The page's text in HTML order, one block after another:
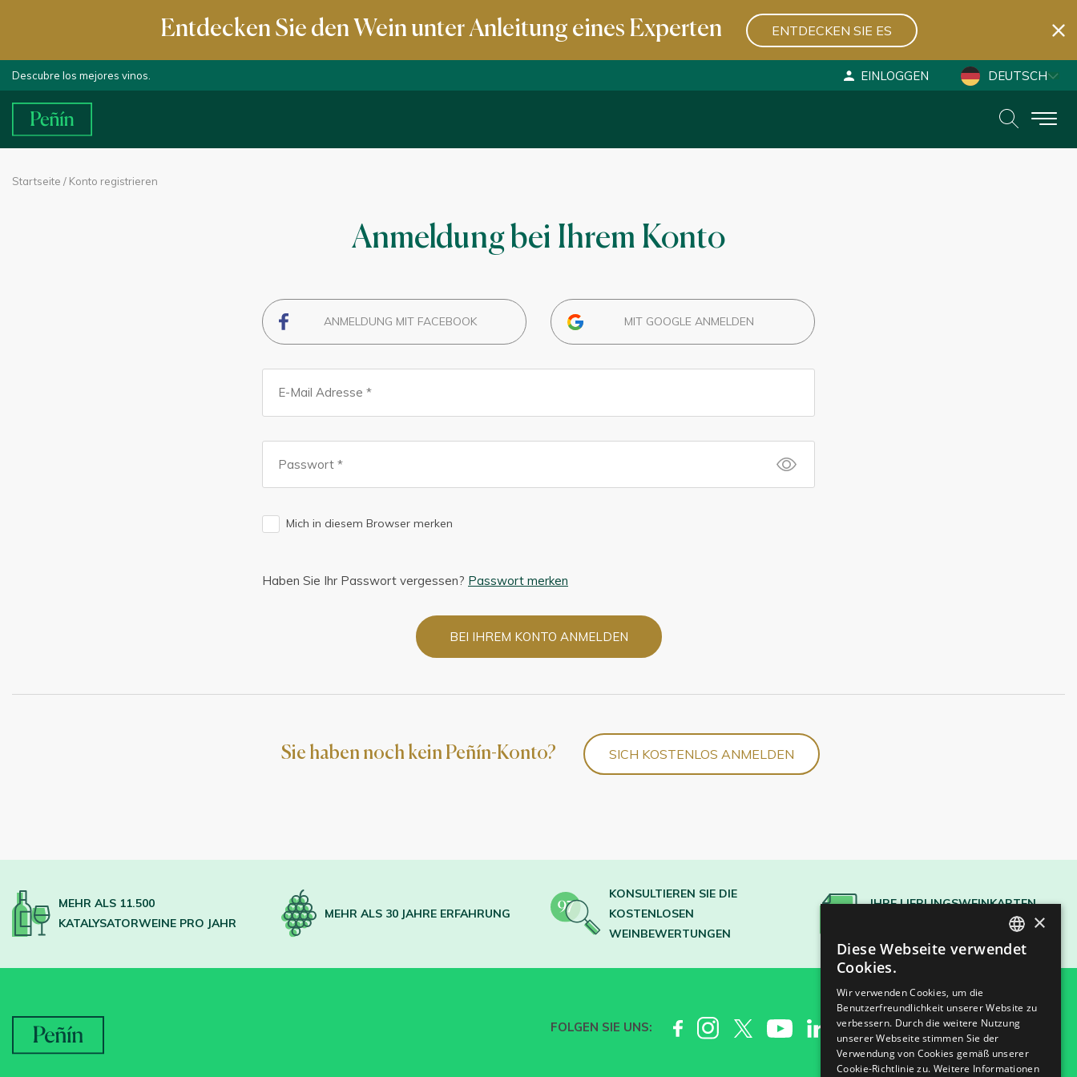
Entdecken Sie den Wein unter Anleitung eines Experten ENTDECKEN SIE ES
Descubre los mejores vinos. EINLOGGEN
ESPAÑOL
DEUTSCH
Startseite / Konto registrieren
Anmeldung bei Ihrem Konto
ANMELDUNG MIT FACEBOOK MIT GOOGLE ANMELDEN
Mich in diesem Browser merken
Haben Sie Ihr Passwort vergessen? Passwort merken
BEI IHREM KONTO ANMELDEN
Sie haben noch kein Peñín-Konto? SICH KOSTENLOS ANMELDEN
MEHR ALS 11.500
KATALYSATORWEINE PRO JAHR
MEHR ALS 30 JAHRE ERFAHRUNG
KONSULTIEREN SIE DIE
KOSTENLOSEN
WEINBEWERTUNGEN
IHRE LIEBLINGSWEINKARTEN
FOLGEN SIE UNS:
SPANISH
GERMAN
×
Diese Webseite verwendet
Cookies.
Wir verwenden Cookies, um die
Benutzerfreundlichkeit unserer Website zu
verbessern. Durch die weitere Nutzung
unserer Webseite stimmen Sie der
Verwendung von Cookies gemäß unserer
Cookie-Richtlinie zu. Weitere Informationen